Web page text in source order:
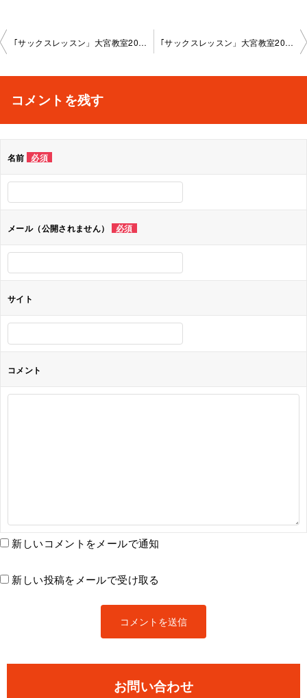
投
ビ
シ
ョ
ン
｢サックスレッスン」大宮教室2025-01-28-­no0018-­1055 ｢サックスレッスン」大宮教室2025-02-24-­no0018-­1055
コメントを残す
名前 必須
メール（公開されません） 必須
サイト
コメント
新しいコメントをメールで通知
新しい投稿をメールで受け取る
お問い合わせ